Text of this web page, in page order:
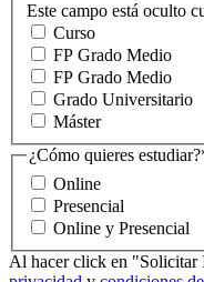
Este campo está oculto
Curso
FP Grado Medio
FP Grado Medio
Grado Universitario
Máster
¿Cómo quieres estudiar?
Online
Presencial
Online y Presencial
Al hacer click en "Solicitar